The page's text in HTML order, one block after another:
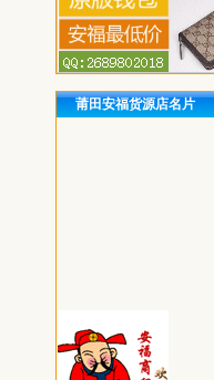
莆田安福货源店名片